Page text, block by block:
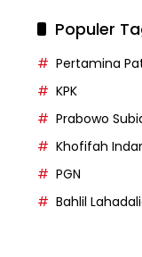
Populer
Pertamina
KPK
Prabowo
Khofifah
PGN
Bahlil